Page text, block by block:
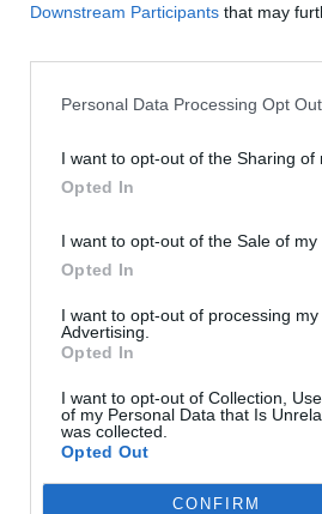
Downstream Participants that may
Personal Data Processing Opt
I want to opt-out of the Sharing of
Opted In
I want to opt-out of the Sale of my
Opted In
I want to opt-out of processing
Advertising.
Opted In
I want to opt-out of Collection,
of my Personal Data that Is
was collected.
Opted Out
CONFIRM
transmettre un message d'espoir et de
les sensibiliser à la réalité de la
qui en souffrent.
Écho qui a vu le jour après des mois de
les personnes souffrant de